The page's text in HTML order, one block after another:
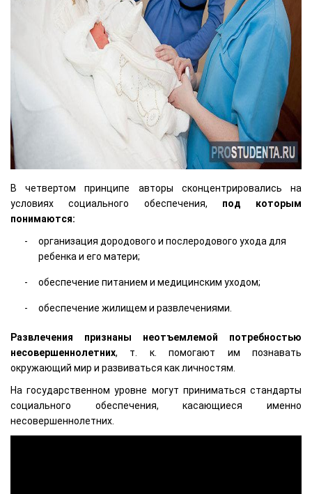
В четвертом принципе авторы сконцентрировались на
условиях социального обеспечения, под которым
понимаются:
организация дородового и послеродового ухода для
ребенка и его матери;
обеспечение питанием и медицинским уходом;
обеспечение жилищем и развлечениями.
Развлечения признаны неотъемлемой потребностью
несовершеннолетних, т. к. помогают им познавать
окружающий мир и развиваться как личностям.
На государственном уровне могут приниматься стандарты
социального обеспечения, касающиеся именно
несовершеннолетних.